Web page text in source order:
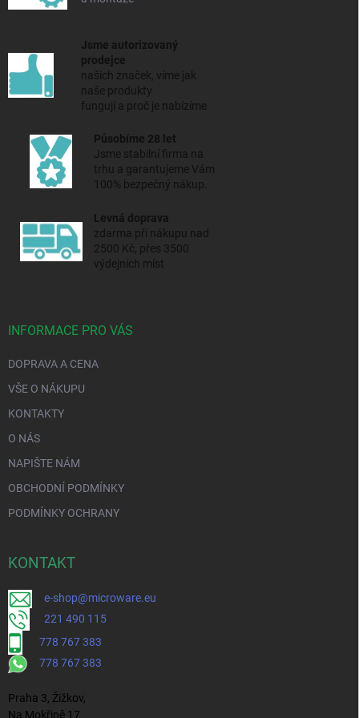
Jsme autorizovaný
prodejce
našich značek, víme jak
naše produkty
fungují a proč je nabízíme
Působíme 28 let
Jsme stabilní firma na
trhu a garantujeme Vám
100% bezpečný nákup.
Levná doprava
zdarma při nákupu nad
2500 Kč, přes 3500
výdejních míst
INFORMACE PRO VÁS
DOPRAVA A CENA
VŠE O NÁKUPU
KONTAKTY
O NÁS
NAPIŠTE NÁM
OBCHODNÍ PODMÍNKY
PODMÍNKY OCHRANY
KONTAKT
e-shop@microware.eu
221 490 115
778 767 383
778 767 383
Praha 3, Žižkov,
Na Mokřině 17